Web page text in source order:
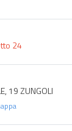
24
19 ZUNGOLI